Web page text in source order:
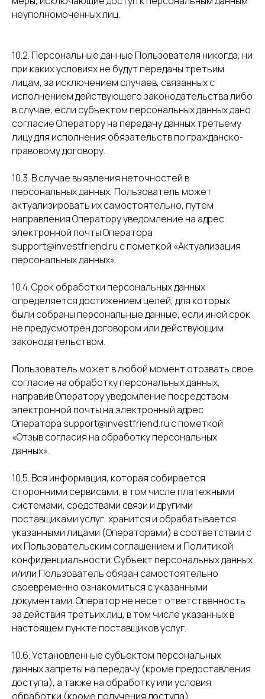
неуполномоченных лиц.
10.2. Персональные данные Пользователя никогда, ни
при каких условиях не будут переданы третьим
лицам, за исключением случаев, связанных с
исполнением действующего законодательства либо
в случае, если субъектом персональных данных дано
согласие Оператору на передачу данных третьему
лицу для исполнения обязательств по гражданско-
правовому договору.
10.3. В случае выявления неточностей в
персональных данных, Пользователь может
актуализировать их самостоятельно, путем
направления Оператору уведомление на адрес
электронной почты Оператора
support@investfriend.ru с пометкой «Актуализация
персональных данных».
10.4. Срок обработки персональных данных
определяется достижением целей, для которых
были собраны персональные данные, если иной срок
не предусмотрен договором или действующим
законодательством.
Пользователь может в любой момент отозвать свое
согласие на обработку персональных данных,
направив Оператору уведомление посредством
электронной почты на электронный адрес
Оператора support@investfriend.ru с пометкой
«Отзыв согласия на обработку персональных
данных».
10.5. Вся информация, которая собирается
сторонними сервисами, в том числе платежными
системами, средствами связи и другими
поставщиками услуг, хранится и обрабатывается
указанными лицами (Операторами) в соответствии с
их Пользовательским соглашением и Политикой
конфиденциальности. Субъект персональных данных
и/или Пользователь обязан самостоятельно
своевременно ознакомиться с указанными
документами. Оператор не несет ответственность
за действия третьих лиц, в том числе указанных в
настоящем пункте поставщиков услуг.
10.6. Установленные субъектом персональных
данных запреты на передачу (кроме предоставления
доступа), а также на обработку или условия
обработки (кроме получения доступа)